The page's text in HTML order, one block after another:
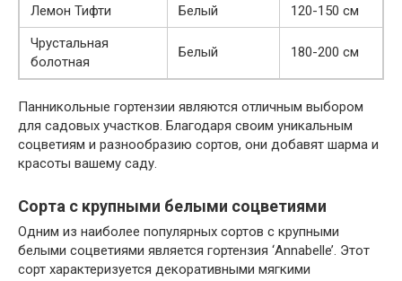
Лемон Тифти
Белый
120-150 см
Чрустальная
болотная
Белый 180-200 см
Панникольные гортензии являются отличным выбором
для садовых участков. Благодаря своим уникальным
соцветиям и разнообразию сортов, они добавят шарма и
красоты вашему саду.
Сорта с крупными белыми соцветиями
Одним из наиболее популярных сортов с крупными
белыми соцветиями является гортензия ‘Annabelle’. Этот
сорт характеризуется декоративными мягкими